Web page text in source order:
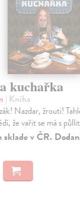
kuchařka
| Kniha
Nazdar, žrouti!
že vařit se má s
sklade v ČR.